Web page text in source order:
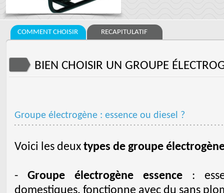
COMMENT CHOISIR RECAPITULATIF
BIEN CHOISIR UN GROUPE
Groupe électrogène : essence ou diesel ?
Voici les deux types de groupe
- Groupe électrogène essence:
domestiques, fonctionne avec du sans